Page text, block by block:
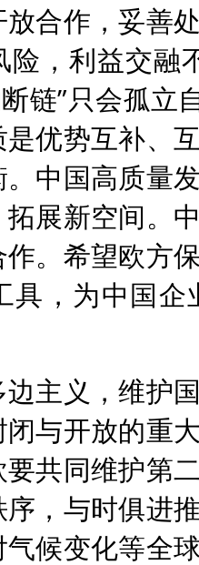
作，妥善处
，利益交融
链”只会孤立
优势互补、
中国高质量
展新空间。
。希望欧方
具，为中国
义，维护国
与开放的重
共同维护第
，与时俱进
候变化等全